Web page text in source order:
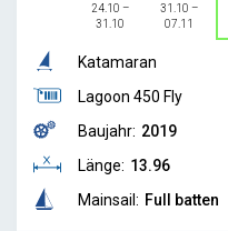
24.10 –
31.10
31.10 –
07.11
Katamaran
Lagoon 450 Fly
Baujahr: 2019
Länge: 13.96
Mainsail: Full batten